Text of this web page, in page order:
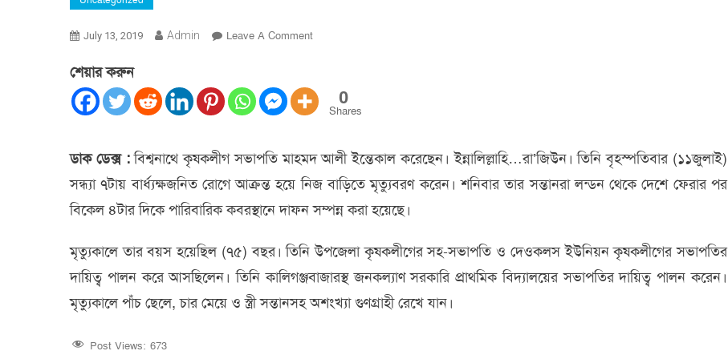
July 13, 2019 Admin Leave A CommentOn
সভাপতির
ইন্তেকাল
শেয়ার করুন
0
Shares
ডাক ডেক্স :বিশ্বনাথে কৃষকলীগ সভাপতি মাহমদ আলী ইন্তেকাল করেছেন। ইন্নালিল্লাহি…রা’জিউন। তিনি বৃহস্পতিবার (১১জুলাই)
সন্ধ্যা ৭টায় বার্ধ্যক্ষজনিত রোগে আক্রন্ত হয়ে নিজ বাড়িতে মৃত্যুবরণ করেন। শনিবার তার সন্তানরা লন্ডন থেকে দেশে ফেরার পর
বিকেল ৪টার দিকে পারিবারিক কবরস্থানে দাফন সম্পন্ন করা হয়েছে।
মৃত্যুকালে তার বয়স হয়েছিল (৭৫) বছর। তিনি উপজেলা কৃষকলীগের সহ-সভাপতি ও দেওকলস ইউনিয়ন কৃষকলীগের সভাপতির
দায়িত্ব পালন করে আসছিলেন। তিনি কালিগঞ্জবাজারস্থ জনকল্যাণ সরকারি প্রাথমিক বিদ্যালয়ের সভাপতির দায়িত্ব পালন করেন।
মৃত্যুকালে পাঁচ ছেলে, চার মেয়ে ও স্ত্রী সন্তানসহ অশংখ্যা গুণগ্রাহী রেখে যান।
Post Views: 673